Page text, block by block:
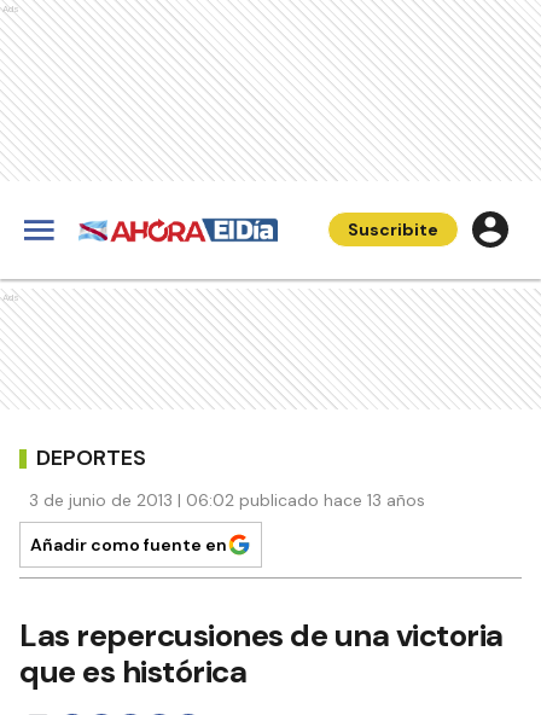
Ads
Suscribite
Ads
DEPORTES
3 de junio de 2013 | 06:02 publicado hace 13 años
Añadir como fuente en
Las repercusiones de una victoria
que es histórica